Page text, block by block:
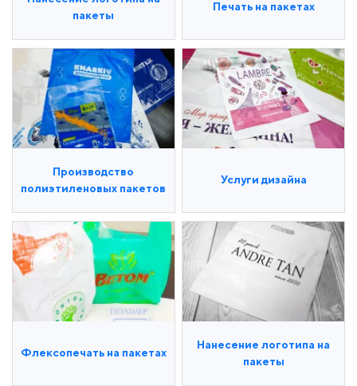
пакеты
Печать на пакетах
Производство
полиэтиленовых пакетов
Услуги дизайна
Флексопечать на пакетах
Нанесение логотипа на
пакеты